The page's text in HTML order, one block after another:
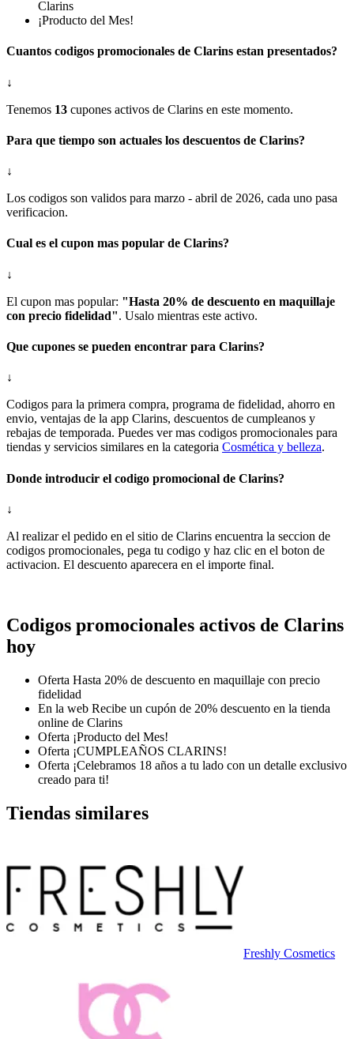
Clarins
¡Producto del Mes!
Cuantos codigos promocionales de Clarins estan presentados?
↓
Tenemos 13 cupones activos de Clarins en este momento.
Para que tiempo son actuales los descuentos de Clarins?
↓
Los codigos son validos para marzo - abril de 2026, cada uno pasa
verificacion.
Cual es el cupon mas popular de Clarins?
↓
El cupon mas popular: "Hasta 20% de descuento en maquillaje
con precio fidelidad". Usalo mientras este activo.
Que cupones se pueden encontrar para Clarins?
↓
Codigos para la primera compra, programa de fidelidad, ahorro en
envio, ventajas de la app Clarins, descuentos de cumpleanos y
rebajas de temporada. Puedes ver mas codigos promocionales para
tiendas y servicios similares en la categoria Cosmética y belleza.
Donde introducir el codigo promocional de Clarins?
↓
Al realizar el pedido en el sitio de Clarins encuentra la seccion de
codigos promocionales, pega tu codigo y haz clic en el boton de
activacion. El descuento aparecera en el importe final.
Codigos promocionales activos de Clarins
hoy
Oferta Hasta 20% de descuento en maquillaje con precio
fidelidad
En la web Recibe un cupón de 20% descuento en la tienda
online de Clarins
Oferta ¡Producto del Mes!
Oferta ¡CUMPLEAÑOS CLARINS!
Oferta ¡Celebramos 18 años a tu lado con un detalle exclusivo
creado para ti!
Tiendas similares
Freshly Cosmetics